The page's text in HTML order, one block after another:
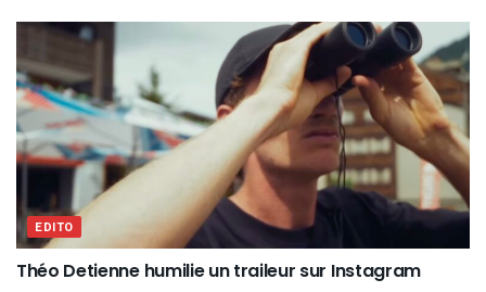
EDITO
Théo Detienne humilie un traileur sur Instagram